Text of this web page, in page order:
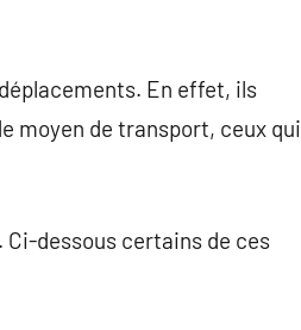
En effet, ils
moyen de transport, ceux qui
dessous certains de ces